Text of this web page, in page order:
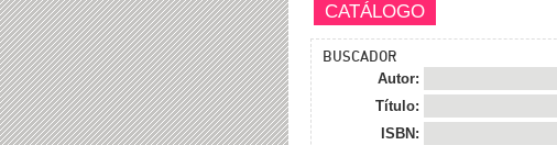
CATÁLOGO
BUSCADOR
Autor:
Título:
ISBN: